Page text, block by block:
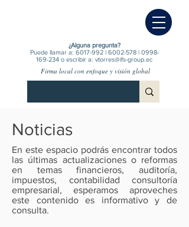
¿Alguna pregunta?
Puede llamar a: 6017-992| 6002-578| 0998-
169-234 o escribir a: vtorres@ifs-group.ec
Firma local con enfoque y visión global
Noticias
En este espacio podrás encontrar todos
las últimas actualizaciones o reformas
en temas financieros, auditoría,
impuestos, contabilidad consultoría
empresarial, esperamos aproveches
este contenido es informativo y de
consulta.